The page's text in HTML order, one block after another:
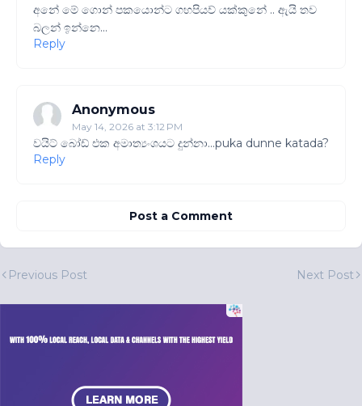
අනේ මේ ගොන් පකයොන්ට ගහපියව් යක්කුනේ .. ඇයි තව
බලන් ඉන්නෙ...
Reply
Anonymous
May 14, 2026 at 3:12 PM
වයිට් බෝඩ් එක අමාත්‍යංශයට දුන්නා...puka dunne katada?
Reply
Post a Comment
Previous Post Next Post